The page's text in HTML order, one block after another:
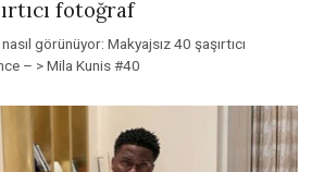
fotoğraf
görünüyor: Makyajsız 40 şaşırtıcı
– > Mila Kunis #40